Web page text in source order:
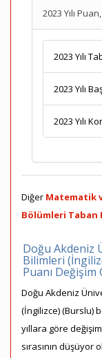
2023 Yılı
2023 Yılı
2023 Yılı
2023 Yılı
Diğer Matematik
Bölümleri Taban
Doğu Akdeniz
Bilimleri
Puanı
Doğu Akdeniz
(İngilizce) (Burslu)
yıllara göre
sırasının düşüyor